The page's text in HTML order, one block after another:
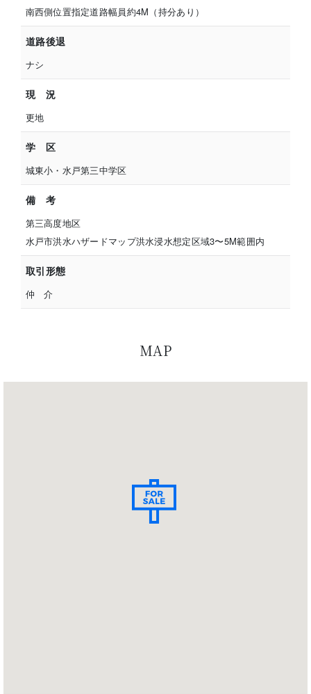
南西側位置指定道路幅員約4M（持分あり）
道路後退
ナシ
現 況
更地
学 区
城東小・水戸第三中学区
備 考
第三高度地区
水戸市洪水ハザードマップ洪水浸水想定区域3〜5M範囲内
取引形態
仲 介
MAP